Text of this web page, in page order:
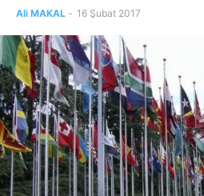
Ali MAKAL - 16 Şubat 2017